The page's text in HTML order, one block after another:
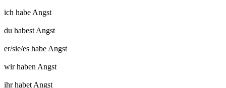
ich habe Angst
du habest Angst
er/sie/es habe Angst
wirhaben Angst
ihrhabet Angst